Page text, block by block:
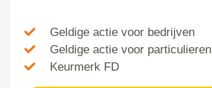
Geldige actie voor bedrijven
Geldige actie voor particulieren
Keurmerk FD